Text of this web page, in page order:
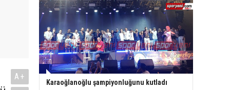
A+
Karaoğlanoğlu şampiyonluğunu kutladı